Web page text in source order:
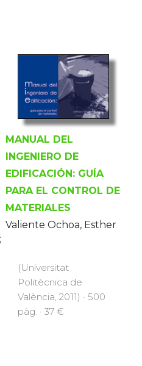
MANUAL DEL
INGENIERO DE
EDIFICACIÓN: GUÍA
PARA EL CONTROL DE
MATERIALES
Valiente Ochoa, Esther
(Universitat
Politècnica de
València, 2011) · 500
pàg. · 37 €